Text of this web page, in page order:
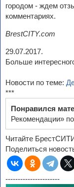
городом - ждем
комментариях.
BrestCITY.com
29.07.2017.
Больше
Новости по теме:
***
Понравился
Рекомендации» по
Читайте
Поделиться
----------------------